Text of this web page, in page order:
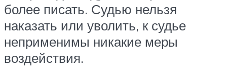
более писать. Судью нельзя
наказать или уволить, к судье
неприменимы никакие меры
воздействия.